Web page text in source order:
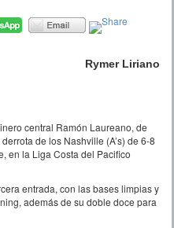
Rymer Liriano
central Ramón Laureano, de
de los Nashville (A’s) de 6-8
en la Liga Costa del Pacifico
entrada, con las bases limpias y
además de su doble doce para